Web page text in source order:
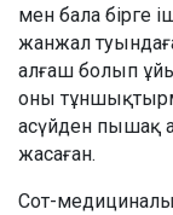
мен бала бірге
жанжал
алғаш болып
оны
асүйден пышақ
жасаған.
Сот-